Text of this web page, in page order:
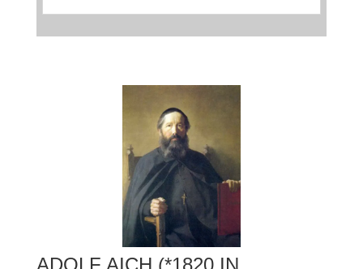
ADOLF AICH (*1820 IN